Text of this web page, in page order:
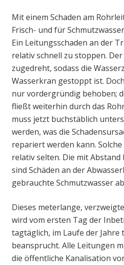
Mit einem Schaden am
Frisch- und für
Ein Leitungsschaden an der
relativ schnell zu stoppen.
zugedreht, sodass die
Wasserkran gestoppt ist.
nur vordergründig behoben;
fließt weiterhin durch das
muss jetzt buchstäblich
werden, was die
repariert werden kann.
relativ selten. Die mit
sind Schäden an der
gebrauchte Schmutzwasser
Dieses meterlange,
wird vom ersten Tag der
tagtäglich, im Laufe der Jahre
beansprucht. Alle Leitungen
die öffentliche Kanalisation